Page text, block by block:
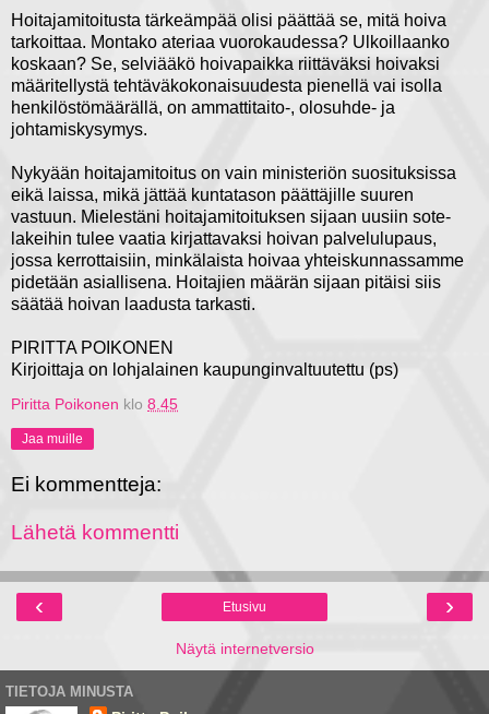
Hoitajamitoitusta tärkeämpää olisi päättää se, mitä hoiva
tarkoittaa. Montako ateriaa vuorokaudessa? Ulkoillaanko
koskaan? Se, selviääkö hoivapaikka riittäväksi hoivaksi
määritellystä tehtäväkokonaisuudesta pienellä vai isolla
henkilöstömäärällä, on ammattitaito-, olosuhde- ja
johtamiskysymys.
Nykyään hoitajamitoitus on vain ministeriön suosituksissa
eikä laissa, mikä jättää kuntatason päättäjille suuren
vastuun. Mielestäni hoitajamitoituksen sijaan uusiin sote-
lakeihin tulee vaatia kirjattavaksi hoivan palvelulupaus,
jossa kerrottaisiin, minkälaista hoivaa yhteiskunnassamme
pidetään asiallisena. Hoitajien määrän sijaan pitäisi siis
säätää hoivan laadusta tarkasti.
PIRITTA POIKONEN
Kirjoittaja on lohjalainen kaupunginvaltuutettu (ps)
Piritta Poikonen klo 8.45
Jaa muille
Ei kommentteja:
Lähetä kommentti
‹ ›
Etusivu
Näytä internetversio
TIETOJA MINUSTA